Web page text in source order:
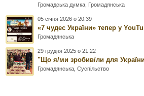
Громадська думка Громадянська
05 січня 2026 о 20:39
«7 чудес України» тепер у
Громадянська
29 грудня 2025 о 21:22
"Що я/ми зробив/ли для
Громадянська ,Суспільство